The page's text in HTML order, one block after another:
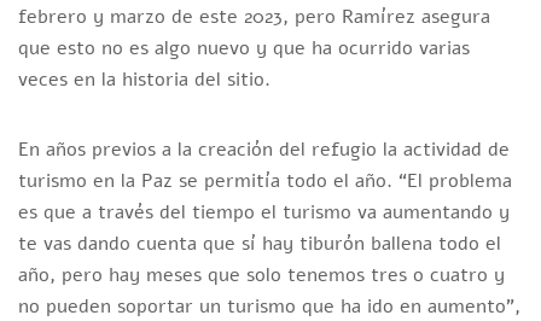
febrero y marzo de este 2023, pero Ramírez asegura
que esto no es algo nuevo y que ha ocurrido varias
veces en la historia del sitio.
En años previos a la creación del refugio la actividad de
turismo en la Paz se permitía todo el año. “El problema
es que a través del tiempo el turismo va aumentando y
te vas dando cuenta que sí hay tiburón ballena todo el
año, pero hay meses que solo tenemos tres o cuatro y
no pueden soportar un turismo que ha ido en aumento”,